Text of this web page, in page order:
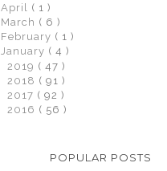
April ( 1 )
March ( 6 )
February ( 1 )
January ( 4 )
2019 ( 47 )
2018 ( 91 )
2017 ( 92 )
2016 ( 56 )
POPULAR POSTS